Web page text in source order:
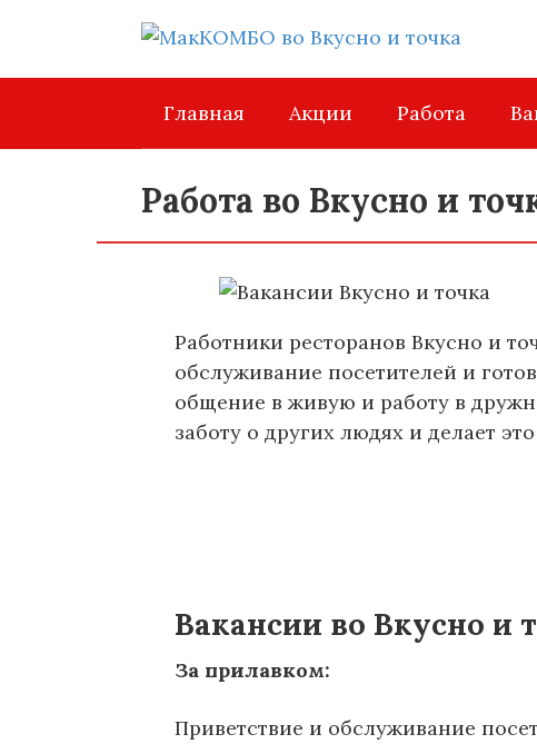
контенту
Главная
Акции Работа
Работа во Вкусно и
Работники ресторанов Вкусно и
обслуживание посетителей и
общение в живую и работу в
заботу о других людях и делает
Вакансии во Вкусно и
За прилавком:
Приветствие и обслуживание